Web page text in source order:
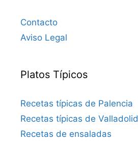
Contacto
Aviso Legal
Platos Típicos
Recetas típicas de Palencia
Recetas típicas de Valladolid
Recetas de ensaladas